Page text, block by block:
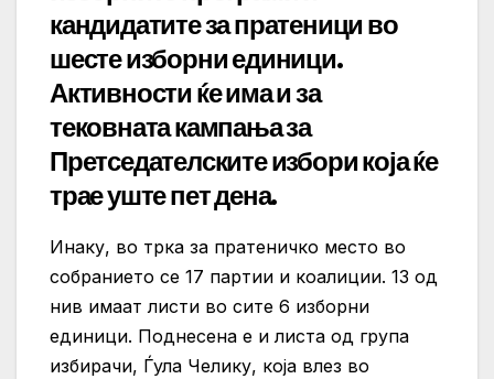
кандидатите за пратеници во
шесте изборни единици.
Активности ќе има и за
тековната кампања за
Претседателските избори која ќе
трае уште пет дена.
Инаку, во трка за пратеничко место во
собранието се 17 партии и коалиции. 13 од
нив имаат листи во сите 6 изборни
единици. Поднесена е и листа од група
избирачи, Ѓула Челику, која влез во